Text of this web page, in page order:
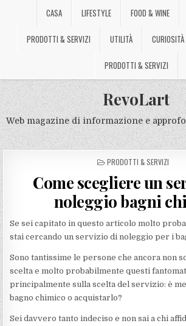
CASA LIFESTYLE FOOD & WINE
PRODOTTI & SERVIZI UTILITÀ CURIOSITÀ
PRODOTTI & SERVIZI
RevoLart
Web magazine di informazione e
POSTED
PRODOTTI & SERVIZI
Come scegliere un
noleggio bagni
Se sei capitato in questo articolo molto
stai cercando un servizio di noleggio per i
Sono tantissime le persone che ancora non
scelta e molto probabilmente questi
principalmente sulla scelta del servizio: è
bagno chimico o acquistarlo?
Sei davvero tanto indeciso e non sai a chi